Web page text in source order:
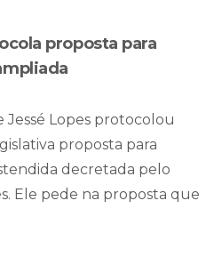
proposta para
Lopes protocolou
proposta para
decretada pelo
Ele pede na proposta que